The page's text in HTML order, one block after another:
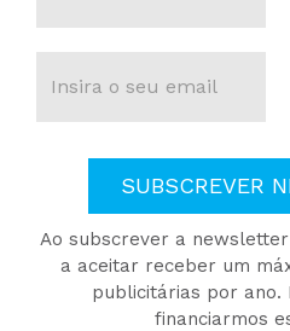
SUBSCREVER
Ao subscrever a
a aceitar receber um
publicitárias por ano.
financiarmos